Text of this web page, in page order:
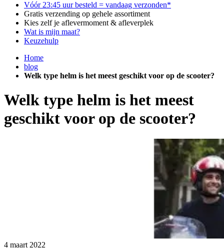
Vóór 23:45 uur besteld = vandaag verzonden*
Gratis verzending op gehele assortiment
Kies zelf je aflevermoment & afleverplek
Wat is mijn maat?
Keuzehulp
Home
blog
Welk type helm is het meest geschikt voor op de scooter?
Welk type helm is het meest
geschikt voor op de scooter?
4 maart 2022